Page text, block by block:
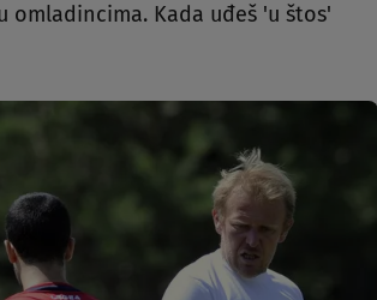
omladincima. Kada uđeš 'u štos'